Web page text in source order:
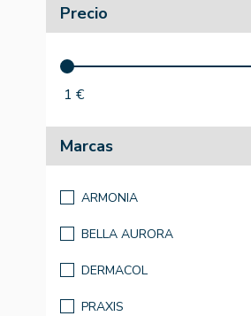
Precio
1 €
Marcas
ARMONIA
BELLA AURORA
DERMACOL
PRAXIS